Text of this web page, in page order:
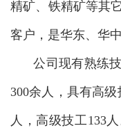
精矿、铁精矿等其
客户，是华东、华
公司现有熟练
300余人，具有高
人，高级技工133